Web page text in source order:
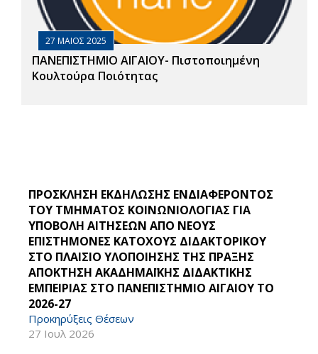
27 ΜΑΙΟΣ 2025
ΠΑΝΕΠΙΣΤΗΜΙΟ ΑΙΓΑΙΟΥ- Πιστοποιημένη
Κουλτούρα Ποιότητας
ΠΡΟΣΚΛΗΣΗ ΕΚΔΗΛΩΣΗΣ ΕΝΔΙΑΦΕΡΟΝΤΟΣ
ΤΟΥ ΤΜΗΜΑΤΟΣ ΚΟΙΝΩΝΙΟΛΟΓΙΑΣ ΓΙΑ
ΥΠΟΒΟΛΗ ΑΙΤΗΣΕΩΝ ΑΠΟ ΝΕΟΥΣ
ΕΠΙΣΤΗΜΟΝΕΣ ΚΑΤΟΧΟΥΣ ΔΙΔΑΚΤΟΡΙΚΟΥ
ΣΤΟ ΠΛΑΙΣΙΟ ΥΛΟΠΟΙΗΣΗΣ ΤΗΣ ΠΡΑΞΗΣ
ΑΠΟΚΤΗΣΗ ΑΚΑΔΗΜΑΪΚΗΣ ΔΙΔΑΚΤΙΚΗΣ
ΕΜΠΕΙΡΙΑΣ ΣΤΟ ΠΑΝΕΠΙΣΤΗΜΙΟ ΑΙΓΑΙΟΥ ΤΟ
2026-27
Προκηρύξεις Θέσεων
27 Ιουλ 2026